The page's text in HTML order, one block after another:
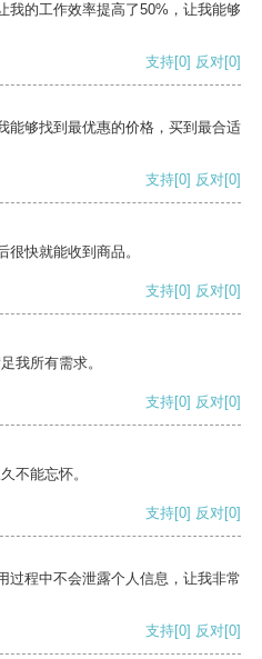
我的工作效率提高了50%，让我能够
支持[0] 反对[0]
能够找到最优惠的价格，买到最合适
支持[0] 反对[0]
快就能收到商品。
支持[0] 反对[0]
我所有需求。
支持[0] 反对[0]
不能忘怀。
支持[0] 反对[0]
过程中不会泄露个人信息，让我非常
支持[0] 反对[0]